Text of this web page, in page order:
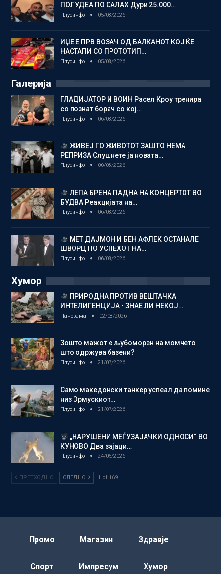
ПОЛУДЕА ПО САЛАХ Дури 25.000…
Плусинфо 05/08/2026
ИЏЕ Е ПРВ ВОЗАЧ ОД БАЛКАНОТ КОЈ ЌЕ
НАСТАПИ СО ПРОТОТИП…
Плусинфо 05/08/2026
Галерија
ГЛАДИЈАТОР И ВОИН Расел Кроу тренира
со познат борач со кој…
Плусинфо 06/08/2026
ЖИВЕЈ ГО ЖИВОТОТ ЗАШТО НЕМА
РЕПРИЗА Слушнете ја новата…
Плусинфо 06/08/2026
ЛЕПА БРЕНА ПАДНА НА КОНЦЕРТОТ ВО
БУДВА Реакцијата на…
Плусинфо 06/08/2026
МЕТ ДАЈМОН И БЕН АФЛЕК ОСТАНАЛЕ
ШВОРЦ ПО УСПЕХОТ НА…
Плусинфо 06/08/2026
Хумор
ПРИРОДНА ПРОТИВ ВЕШТАЧКА
ИНТЕЛИГЕНЦИЈА • ЗНАЕ ЛИ НЕКОЈ…
Панорама 02/08/2026
Зошто мажот е љубоморен на момчето
што одржува базени?
Плусинфо 21/07/2026
Само македонски танкер успеал да помине
низ Ормускиот…
Плусинфо 21/07/2026
„НАРУШЕНИ МЕЃУЗАЈАЧКИ ОДНОСИ“ ВО
КУНОВО Два зајаци…
Плусинфо 24/05/2026
ПРЕТХОДНО СЛЕДНО 1 of 169
Промо Магазин Здравје
Спорт Импресум Хумор